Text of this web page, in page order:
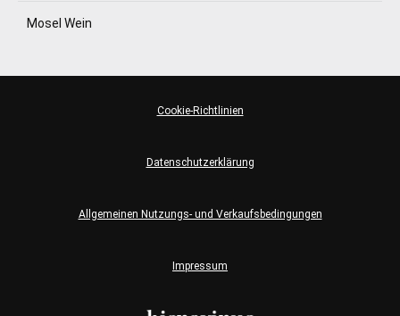
Mosel Wein
Impressum
Allgemeinen Nutzungs- und Verkaufsbedingungen
Datenschutzerklärung
Cookie-Richtlinien